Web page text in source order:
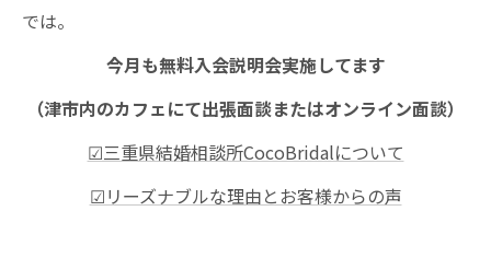
では。
今月も無料入会説明会実施してます
（津市内のカフェにて出張面談またはオンライン面談）
☑三重県結婚相談所CocoBridalについて
☑リーズナブルな理由とお客様からの声